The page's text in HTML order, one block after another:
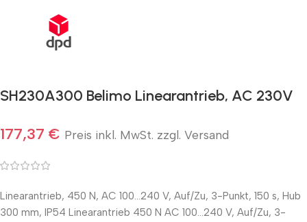
SH230A300 Belimo Linearantrieb, AC 230V
177,37 € Preis inkl. MwSt. zzgl. Versand
Linearantrieb, 450 N, AC 100…240 V, Auf/Zu, 3-Punkt, 150 s, Hub
300 mm, IP54 Linearantrieb 450 N AC 100…240 V, Auf/Zu, 3-